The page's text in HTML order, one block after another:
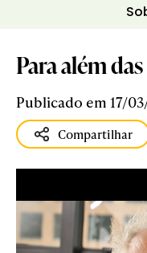
Para além
Publicado em 17/
Compartilhar